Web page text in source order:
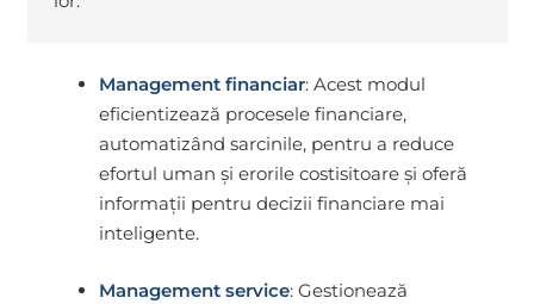
Management financiar: Acest modul
eficientizează procesele financiare,
automatizând sarcinile, pentru a reduce
efortul uman și erorile costisitoare și oferă
informații pentru decizii financiare mai
inteligente.
Management service: Gestionează